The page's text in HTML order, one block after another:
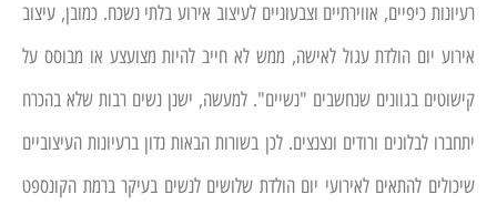
רעיונות כיפיים, אווירתיים וצבעוניים לעיצוב אירוע בלתי נשכח. כמובן, עיצוב
אירוע יום הולדת עגול לאישה, ממש לא חייב להיות מצועצע או מבוסס על
קישוטים בגוונים שנחשבים "נשיים". למעשה, ישנן נשים רבות שלא בהכרח
יתחברו לבלונים ורודים ונצנצים. לכן בשורות הבאות נדון ברעיונות העיצוביים
שיכולים להתאים לאירועי יום הולדת שלושים לנשים בעיקר ברמת הקונספט